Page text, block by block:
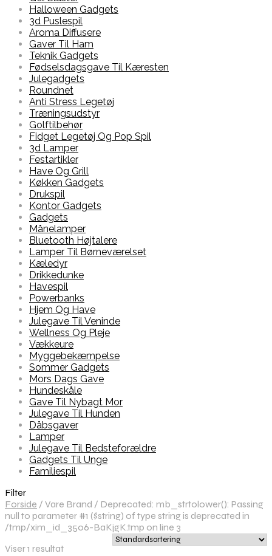
Halloween Gadgets
3d Puslespil
Aroma Diffusere
Gaver Til Ham
Teknik Gadgets
Fødselsdagsgave Til Kæresten
Julegadgets
Roundnet
Anti Stress Legetøj
Træningsudstyr
Golftilbehør
Fidget Legetøj Og Pop Spil
3d Lamper
Festartikler
Have Og Grill
Køkken Gadgets
Drukspil
Kontor Gadgets
Gadgets
Månelamper
Bluetooth Højtalere
Lamper Til Børneværelset
Kæledyr
Drikkedunke
Havespil
Powerbanks
Hjem Og Have
Julegave Til Veninde
Wellness Og Pleje
Vækkeure
Myggebekæmpelse
Sommer Gadgets
Mors Dags Gave
Hundeskåle
Gave Til Nybagt Mor
Julegave Til Hunden
Dåbsgaver
Lamper
Julegave Til Bedsteforældre
Gadgets Til Unge
Familiespil
Filter
Forside / Vare Brand / Deprecated: mb_strtolower(): Passing
null to parameter #1 ($string) of type string is deprecated in
/tmp/xim_id_3506-BaKjgK.tmp on line 3
Viser 1 resultat